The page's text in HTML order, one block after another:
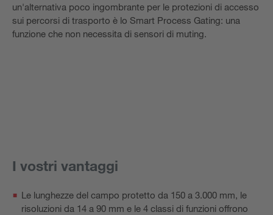
un'alternativa poco ingombrante per le protezioni di accesso
sui percorsi di trasporto è lo Smart Process Gating: una
funzione che non necessita di sensori di muting.
I vostri vantaggi
Le lunghezze del campo protetto da 150 a 3.000 mm, le
risoluzioni da 14 a 90 mm e le 4 classi di funzioni offrono